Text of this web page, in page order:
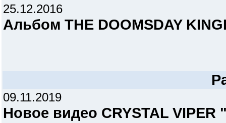
25.12.2016
Альбом THE DOOMSDAY
09.11.2019
Новое видео CRYSTAL